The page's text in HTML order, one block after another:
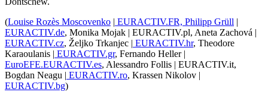
(Louise Rozès Moscovenko | EURACTIV.FR, Philipp Grüll |
EURACTIV.de, Monika Mojak | EURACTIV.pl, Aneta Zachová |
EURACTIV.cz, Željko Trkanjec | EURACTIV.hr, Theodore
Karaoulanis | EURACTIV.gr, Fernando Heller |
EuroEFE.EURACTIV.es, Alessandro Follis | EURACTIV.it,
Bogdan Neagu | EURACTIV.ro, Krassen Nikolov |
EURACTIV.bg)